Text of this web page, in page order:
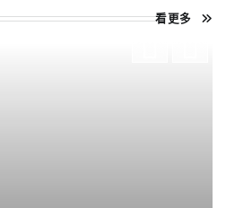
看更多